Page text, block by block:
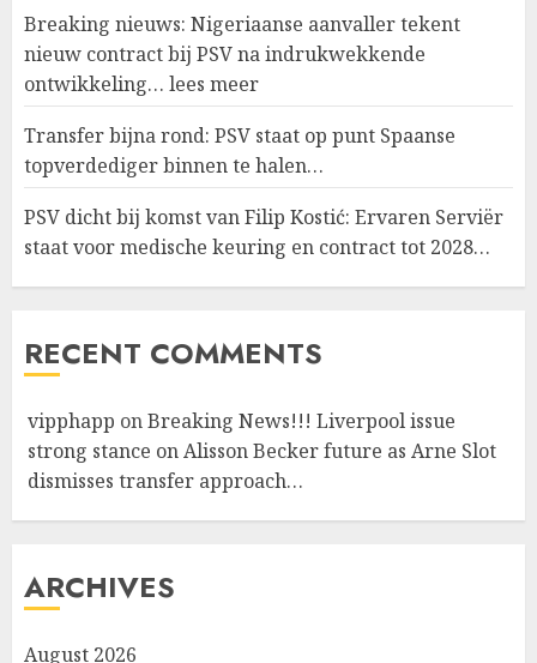
Breaking nieuws: Nigeriaanse aanvaller tekent
nieuw contract bij PSV na indrukwekkende
ontwikkeling… lees meer
Transfer bijna rond: PSV staat op punt Spaanse
topverdediger binnen te halen…
PSV dicht bij komst van Filip Kostić: Ervaren Serviër
staat voor medische keuring en contract tot 2028…
RECENT COMMENTS
vipphapp onBreaking News!!! Liverpool issue
strong stance on Alisson Becker future as Arne Slot
dismisses transfer approach…
ARCHIVES
August 2026